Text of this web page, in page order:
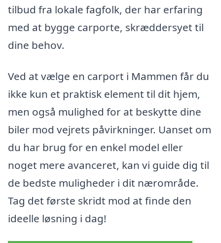
tilbud fra lokale fagfolk, der har erfaring
med at bygge carporte, skræddersyet til
dine behov.
Ved at vælge en carport i Mammen får du
ikke kun et praktisk element til dit hjem,
men også mulighed for at beskytte dine
biler mod vejrets påvirkninger. Uanset om
du har brug for en enkel model eller
noget mere avanceret, kan vi guide dig til
de bedste muligheder i dit nærområde.
Tag det første skridt mod at finde den
ideelle løsning i dag!